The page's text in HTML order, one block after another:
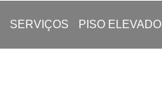
SERVIÇOS PISO ELEVADO